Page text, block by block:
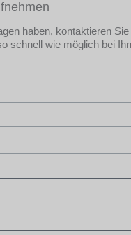
haben, kontaktieren
schnell wie möglich bei